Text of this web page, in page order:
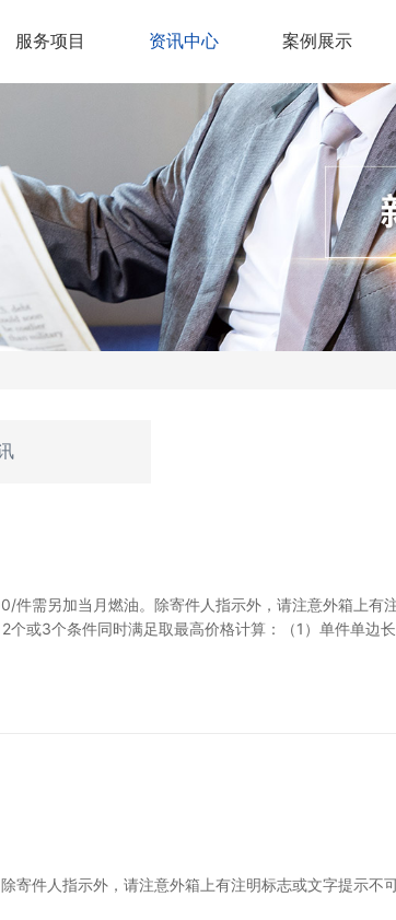
服务项目 资讯中心 案例展示
件需另加当月燃油。除寄件人指示外，请注意外箱上有
个或3个条件同时满足取最高价格计算：（1）单件单边
寄件人指示外，请注意外箱上有注明标志或文字提示不